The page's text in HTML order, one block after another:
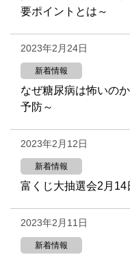
要ポイントとは～
2023年2月24日
新着情報
なぜ糖尿病は怖いの
予防～
2023年2月12日
新着情報
富くじ大抽選会2月
2023年2月11日
新着情報